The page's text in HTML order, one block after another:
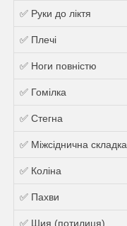
✅ Руки до ліктя
✅ Плечі
✅ Ноги повністю
✅ Гомілка
✅ Стегна
✅ Міжсіднична складка
✅ Коліна
✅ Пахви
✅ Шия (потилиця)